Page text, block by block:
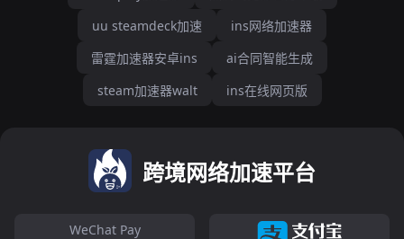
uu steamdeck加速
ins网络加速器
雷霆加速器安卓ins
ai合同智能生成
steam加速器walt
ins在线网页版
跨境网络加速平台
WeChat Pay